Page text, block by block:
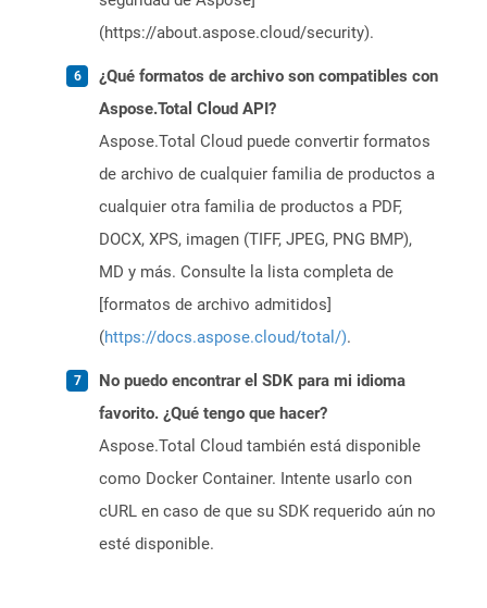
(https://about.aspose.cloud/security).
¿Qué formatos de archivo son compatibles con
Aspose.Total Cloud API?
Aspose.Total Cloud puede convertir formatos
de archivo de cualquier familia de productos a
cualquier otra familia de productos a PDF,
DOCX, XPS, imagen (TIFF, JPEG, PNG BMP),
MD y más. Consulte la lista completa de
[formatos de archivo admitidos]
(https://docs.aspose.cloud/total/).
No puedo encontrar el SDK para mi idioma
favorito. ¿Qué tengo que hacer?
Aspose.Total Cloud también está disponible
como Docker Container. Intente usarlo con
cURL en caso de que su SDK requerido aún no
esté disponible.